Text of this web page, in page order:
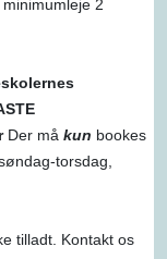
2
Der må kun bookes
torsdag,
tilladt. Kontakt os